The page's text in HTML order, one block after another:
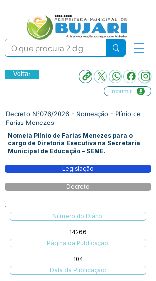
Voltar
Imprimir
Decreto N°076/2026 - Nomeação - Plínio de
Farias Menezes
Nomeia Plínio de Farias Menezes para o
cargo de Diretoria Executiva na Secretaria
Municipal de Educação – SEME.
Legislação
Decreto
Número do Diário:
14266
Página da Publicação:
104
Data da Publicação: